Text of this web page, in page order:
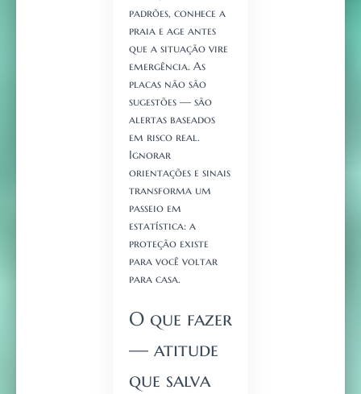
padrões, conhece a
praia e age antes
que a situação vire
emergência. As
placas não são
sugestões — são
alertas baseados
em risco real.
Ignorar
orientações e sinais
transforma um
passeio em
estatística: a
proteção existe
para você voltar
para casa.
O que fazer
— atitude
que salva